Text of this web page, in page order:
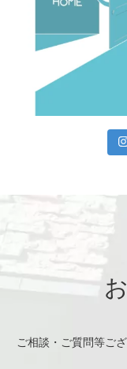
ご相談・ご質問等ご